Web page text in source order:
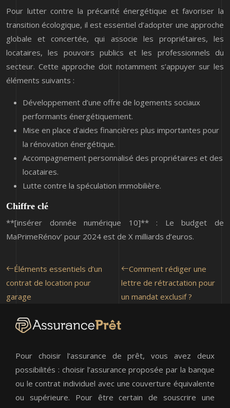
Pour lutter contre la précarité énergétique et favoriser la
transition écologique, il est essentiel d’adopter une approche
globale et concertée, qui associe les propriétaires, les
locataires, les pouvoirs publics et les professionnels du
secteur. Cette approche doit notamment s’appuyer sur les
éléments suivants :
Développement d’une offre de logements sociaux
performants énergétiquement.
Mise en place d’aides financières plus importantes pour
la rénovation énergétique.
Accompagnement personnalisé des propriétaires et des
locataires.
Lutte contre la spéculation immobilière.
Chiffre clé
**[insérer donnée numérique 10]** : Le budget de
MaPrimeRénov’ pour 2024 est de X milliards d’euros.
Éléments essentiels d’un
contrat de location pour
garage
Comment rédiger une
lettre de rétractation pour
un mandat exclusif ?
Pour choisir l’assurance de prêt, vous avez deux
possibilités : choisir l’assurance proposée par la banque
ou le contrat individuel avec une couverture équivalente
ou supérieure. Pour être certain de souscrire une